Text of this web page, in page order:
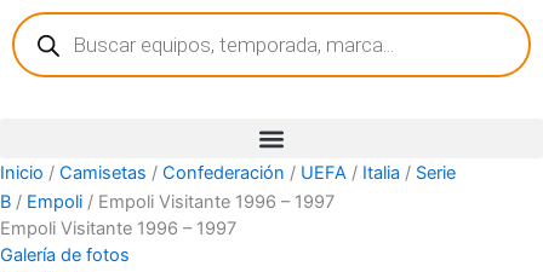
contenido
Búsqueda
de
productos
Inicio / Camisetas / Confederación / UEFA / Italia / Serie
B / Empoli / Empoli Visitante 1996 – 1997
Empoli Visitante 1996 – 1997
Galería de fotos